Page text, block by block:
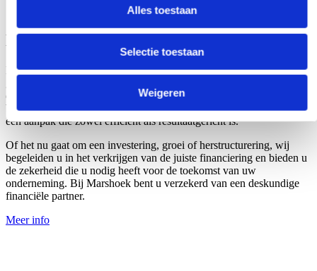
Alles toestaan
Selectie toestaan
Weigeren
Begeleiding bij financieringsaanvragen
Dankzij onze jarenlange ervaring en uitgebreide kennis worden wij
duidelijkheid te geven over de haalbaarheid van uw financiering.
Wij zorgen ervoor dat u de meest optimale financiering krijgt, met
een aanpak die zowel efficiënt als resultaatgericht is.
Of het nu gaat om een investering, groei of herstructurering, wij
begeleiden u in het verkrijgen van de juiste financiering en bieden u
de zekerheid die u nodig heeft voor de toekomst van uw
onderneming. Bij Marshoek bent u verzekerd van een deskundige
financiële partner.
Meer info